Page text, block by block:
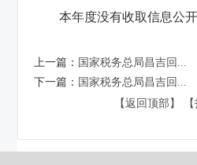
本年度没有收取信息公
上一篇： 国家税务总局昌吉回...
下一篇： 国家税务总局昌吉回...
【返回顶部】